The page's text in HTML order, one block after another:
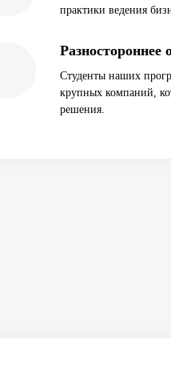
практики ведения
Разностороннее
Студенты наших
крупных компаний,
решения.